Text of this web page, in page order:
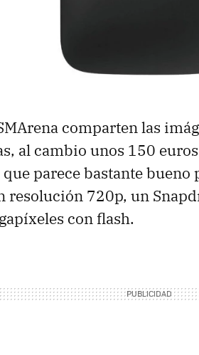
comparten las
al cambio unos 150
parece bastante
resolución 720p, un
con flash.